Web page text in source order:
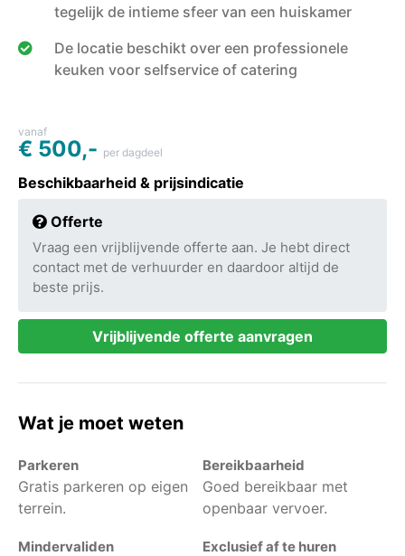
tegelijk de intieme sfeer van een huiskamer
De locatie beschikt over een professionele
keuken voor selfservice of catering
vanaf
€ 500,- per dagdeel
Beschikbaarheid & prijsindicatie
Offerte
Vraag een vrijblijvende offerte aan. Je hebt direct
contact met de verhuurder en daardoor altijd de
beste prijs.
Vrijblijvende offerte aanvragen
Wat je moet weten
Parkeren
Gratis parkeren op eigen
terrein.
Bereikbaarheid
Goed bereikbaar met
openbaar vervoer.
Mindervaliden Exclusief af te huren